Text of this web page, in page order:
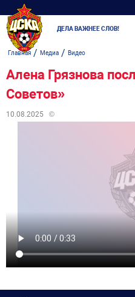
ДЕЛА ВАЖНЕЕ СЛОВ!
Главная/ Медиа / Видео
Алена Грязнова
Советов»
10.08.2025 ©